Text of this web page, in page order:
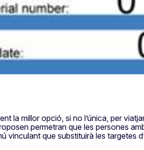
la millor opció, si no l’única, per
permetran que les persones
vinculant que substituirà les targetes